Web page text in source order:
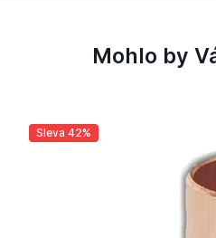
Mohlo by
Sleva 42%